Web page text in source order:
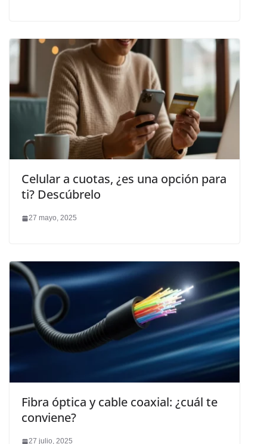
Celular a cuotas, ¿es una opción para
ti? Descúbrelo
27 mayo, 2025
Fibra óptica y cable coaxial: ¿cuál te
conviene?
27 julio, 2025